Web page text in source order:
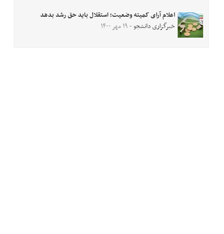
اعلام آرای کمیته وضعیت؛ استقلال باید حق رشد بدهد
خبرگزاری دانشجو- ۱۹ مهر ۱۴۰۰